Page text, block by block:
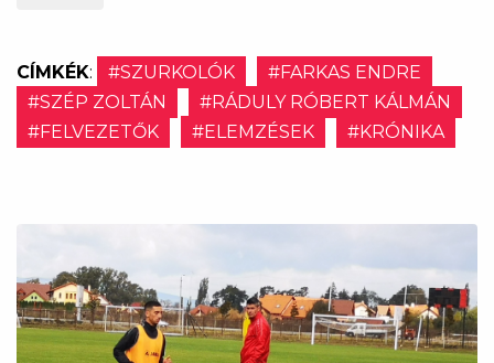
CÍMKÉK: #SZURKOLÓK
#FARKAS ENDRE
#SZÉP ZOLTÁN
#RÁDULY RÓBERT KÁLMÁN
#FELVEZETŐK
#ELEMZÉSEK #KRÓNIKA